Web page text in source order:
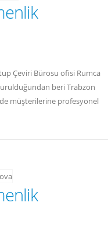
Çeviri Bürosu ofisi Rumca
beri Trabzon
müşterilerine profesyonel